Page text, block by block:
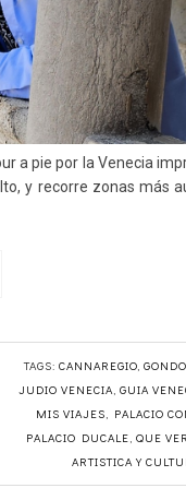
a pie por la Venecia
y recorre zonas más
TAGS: CANNAREGIO,
JUDIO VENECIA, GUIA
MIS VIAJES, PALACIO
PALACIO DUCALE, QUE
ARTISTICA Y